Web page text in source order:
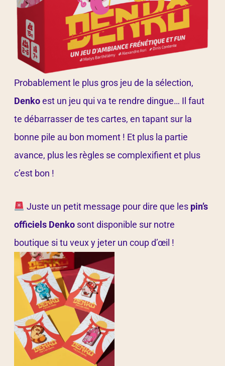
Probablement le plus gros jeu de la sélection,
Denkoest un jeu qui va te rendre dingue… Il faut
te débarrasser de tes cartes, en tapant sur la
bonne pile au bon moment ! Et plus la partie
avance, plus les règles se complexifient et plus
c’est bon !
Juste un petit message pour dire que les pin’s
officiels Denko sont disponible sur notre
boutique si tu veux y jeter un coup d’œil !